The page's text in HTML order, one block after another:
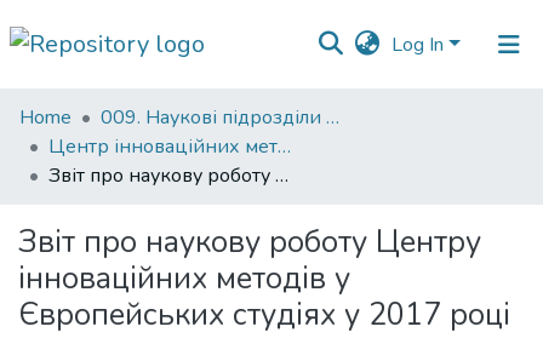
Log In
Communities
&
Collections
Statistics
Home
009. Наукові підрозділи НаУКМА
Центр інноваційних методів викладання і вивчення європейських студій
Звіт про наукову роботу Центру інноваційних методів у Європейських студіях у 2017 році
Звіт про наукову роботу Центру
інноваційних методів у
Європейських студіях у 2017 році